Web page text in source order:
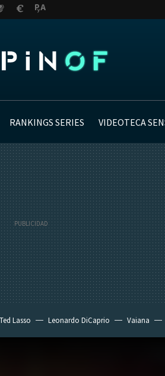
RANKINGS SERIES VIDEOTECA
Ted Lasso Leonardo DiCaprio Vaiana